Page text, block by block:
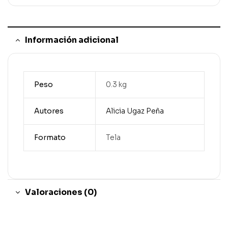
Información adicional
Peso 0.3 kg
Autores Alicia Ugaz Peña
Formato Tela
Valoraciones (0)